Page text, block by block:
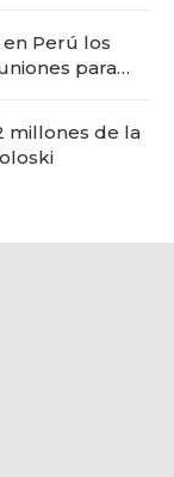
Perú los
para
millones de la